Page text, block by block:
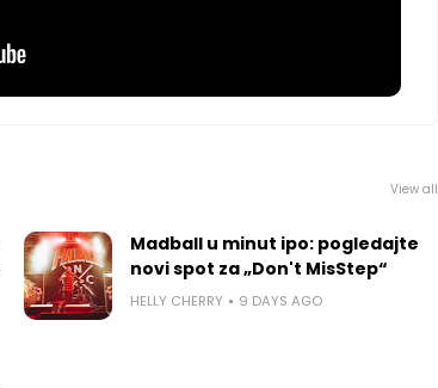
View all
Madball u minut ipo: pogledajte
novi spot za „Don't MisStep“
HELLY CHERRY 9 DAYS AGO